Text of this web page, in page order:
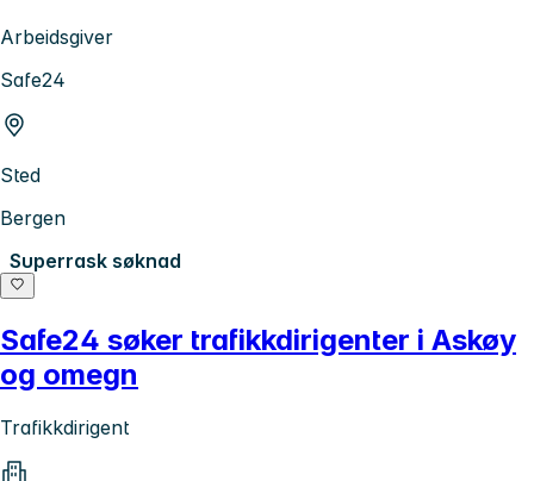
Arbeidsgiver
Safe24
Sted
Bergen
Superrask søknad
Safe24 søker trafikkdirigenter i Askøy
og omegn
Trafikkdirigent